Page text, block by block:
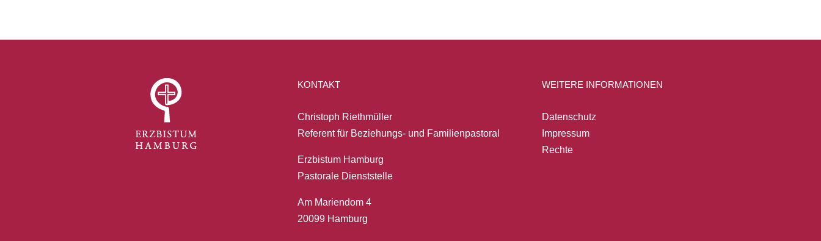
KONTAKT
Christoph Riethmüller
Referent für Beziehungs- und Familienpastoral
Erzbistum Hamburg
Pastorale Dienststelle
Am Mariendom 4
20099 Hamburg
WEITERE INFORMATIONEN
Datenschutz
Impressum
Rechte